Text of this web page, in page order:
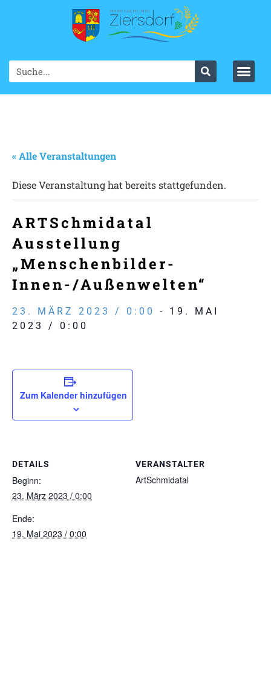
« Alle Veranstaltungen
Diese Veranstaltung hat bereits stattgefunden.
ARTSchmidatal
Ausstellung
„Menschenbilder-
Innen-/Außenwelten“
23. MÄRZ 2023 / 0:00 - 19. MAI
2023 / 0:00
Zum Kalender hinzufügen
DETAILS
Beginn:
23. März 2023 / 0:00
Ende:
19. Mai 2023 / 0:00
VERANSTALTER
ArtSchmidatal